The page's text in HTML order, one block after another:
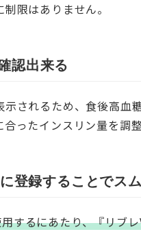
限はありません。
認出来る
されるため、食後高血
ったインスリン量を調
登録することでス
するにあたり、『リブ